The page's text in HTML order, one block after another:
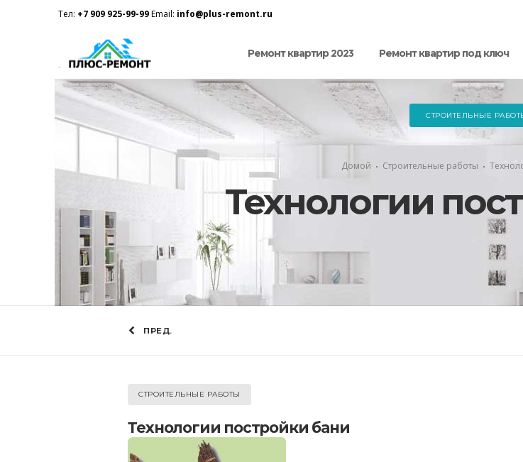
Тел: +7 909 925-99-99Email: info@plus-remont.ru
Ремонт квартир 2023 Ремонт квартир под ключ
СТРОИТЕЛЬНЫЕ
Домой Строительные работы
Технологии
ПРЕД.
СТРОИТЕЛЬНЫЕ РАБОТЫ
Технологии постройки бани